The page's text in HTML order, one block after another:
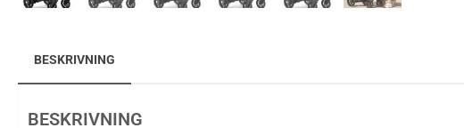
BESKRIVNING
BESKRIVNING